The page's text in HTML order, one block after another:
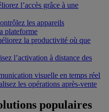
l’accès grâce à une
les appareils
plateforme
la productivité où que
l’activation à distance des
visuelle en temps réel
les opérations après-vente
populaires